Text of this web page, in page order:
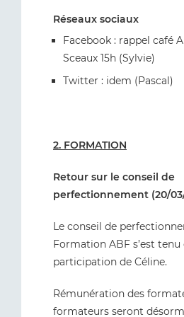
Réseaux sociaux
Facebook : rappel café
Sceaux 15h (Sylvie)
Twitter : idem (Pascal)
2. FORMATION
Retour sur le conseil de
perfectionnement (20/
Le conseil de
Formation ABF s’est tenu
participation de Céline.
Rémunération des
formateurs seront